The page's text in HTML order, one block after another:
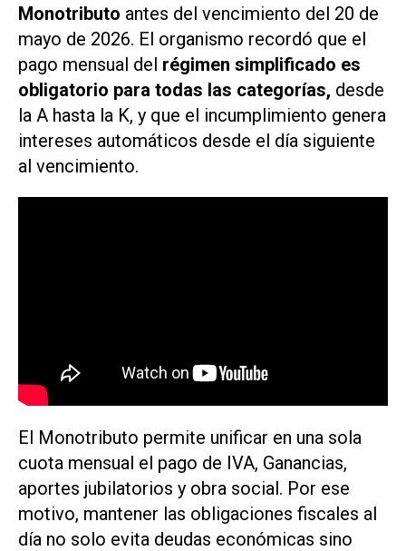
Monotributo antes del vencimiento del 20 de
mayo de 2026. El organismo recordó que el
pago mensual del régimen simplificado es
obligatorio para todas las categorías, desde
la A hasta la K, y que el incumplimiento genera
intereses automáticos desde el día siguiente
al vencimiento.
El Monotributo permite unificar en una sola
cuota mensual el pago de IVA, Ganancias,
aportes jubilatorios y obra social. Por ese
motivo, mantener las obligaciones fiscales al
día no solo evita deudas económicas sino